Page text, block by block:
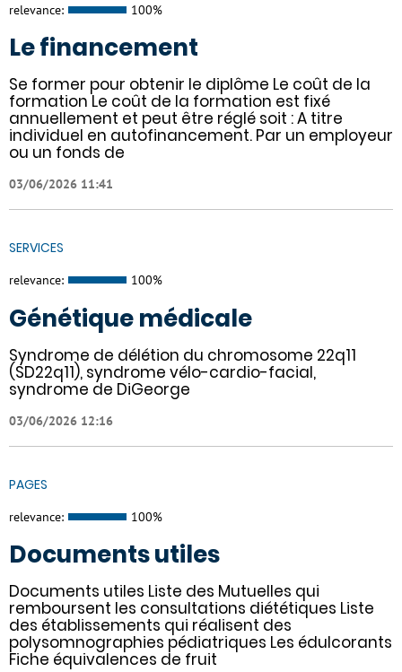
relevance: 100%
Le financement
Se former pour obtenir le diplôme Le coût de la
formation Le coût de la formation est fixé
annuellement et peut être réglé soit : A titre
individuel en autofinancement. Par un employeur
ou un fonds de
03/06/2026 11:41
SERVICES
relevance: 100%
Génétique médicale
Syndrome de délétion du chromosome 22q11
(SD22q11), syndrome vélo-cardio-facial,
syndrome de DiGeorge
03/06/2026 12:16
PAGES
relevance: 100%
Documents utiles
Documents utiles Liste des Mutuelles qui
remboursent les consultations diététiques Liste
des établissements qui réalisent des
polysomnographies pédiatriques Les édulcorants
Fiche équivalences de fruit